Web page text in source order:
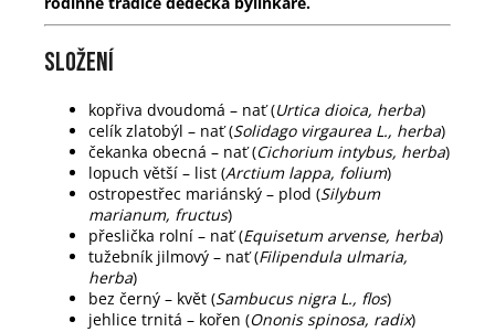
Složení
kopřiva dvoudomá – nať (Urtica dioica, herba)
celík zlatobýl – nať (Solidago virgaurea L., herba)
čekanka obecná – nať (Cichorium intybus, herba)
lopuch větší – list (Arctium lappa, folium)
ostropestřec mariánský – plod (Silybum
marianum, fructus)
přeslička rolní – nať (Equisetum arvense, herba)
tužebník jilmový – nať (Filipendula ulmaria,
herba)
bez černý – květ (Sambucus nigra L., flos)
jehlice trnitá – kořen (Ononis spinosa, radix)